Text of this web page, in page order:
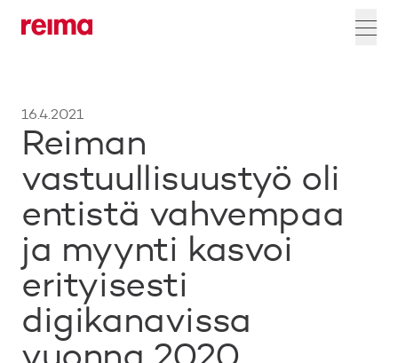
16.4.2021
Reiman
vastuullisuustyö oli
entistä vahvempaa
ja myynti kasvoi
erityisesti
digikanavissa